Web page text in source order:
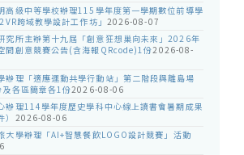
高級中等學校辦理115學年度第一學期數位前導學
跨域教學設計工作坊」 2026-08-07
究所主辦第十九屆「創意狂想巢向未來」2026年
間創意競賽公告(含海報QRcode)1份2026-08-
辦理「適應運動共學行動站」第二階段與離島場
各區簡章各1份2026-08-06
辦理114學年度歷史學科中心線上讀書會暑期成果
2026-08-06
大學辦理「AI+智慧餐飲LOGO設計競賽」活動